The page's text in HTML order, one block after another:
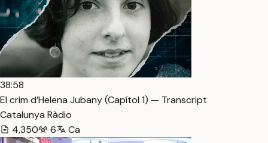
38:58
El crim d’Helena Jubany (Capítol 1) — Transcript
Catalunya Ràdio
4,350
6 Ca